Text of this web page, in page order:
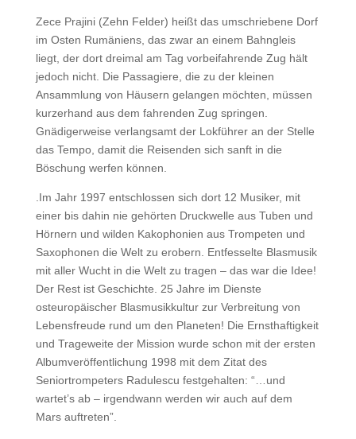
Zece Prajini (Zehn Felder) heißt das umschriebene Dorf
im Osten Rumäniens, das zwar an einem Bahngleis
liegt, der dort dreimal am Tag vorbeifahrende Zug hält
jedoch nicht. Die Passagiere, die zu der kleinen
Ansammlung von Häusern gelangen möchten, müssen
kurzerhand aus dem fahrenden Zug springen.
Gnädigerweise verlangsamt der Lokführer an der Stelle
das Tempo, damit die Reisenden sich sanft in die
Böschung werfen können.
.Im Jahr 1997 entschlossen sich dort 12 Musiker, mit
einer bis dahin nie gehörten Druckwelle aus Tuben und
Hörnern und wilden Kakophonien aus Trompeten und
Saxophonen die Welt zu erobern. Entfesselte Blasmusik
mit aller Wucht in die Welt zu tragen – das war die Idee!
Der Rest ist Geschichte. 25 Jahre im Dienste
osteuropäischer Blasmusikkultur zur Verbreitung von
Lebensfreude rund um den Planeten! Die Ernsthaftigkeit
und Trageweite der Mission wurde schon mit der ersten
Albumveröffentlichung 1998 mit dem Zitat des
Seniortrompeters Radulescu festgehalten: “…und
wartet’s ab – irgendwann werden wir auch auf dem
Mars auftreten”.